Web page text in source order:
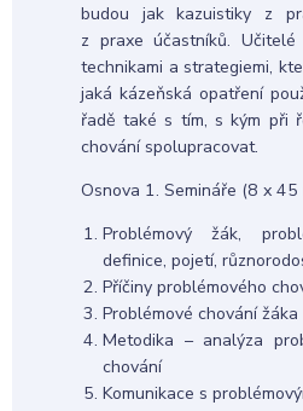
budou jak kazuistiky z
z praxe účastníků.
technikami a strategiemi,
jaká kázeňská opatření
řadě také s tím, s kým při
chování spolupracovat.
Osnova 1. Semináře (8 x 45
Problémový žák,
definice, pojetí,
Příčiny problémového
Problémové chování
Metodika – analýza
chování
Komunikace s